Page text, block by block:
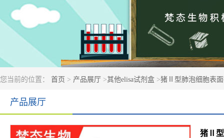
您当前的位置： 首页 > 产品展厅 >其他elisa试剂盒 >猪Ⅱ型肺泡细胞表面
产品展厅
猪Ⅱ型